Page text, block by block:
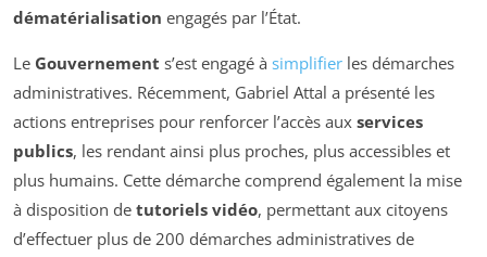
dématérialisation engagés par l’État.
Le Gouvernement s’est engagé à simplifier les démarches
administratives. Récemment, Gabriel Attal a présenté les
actions entreprises pour renforcer l’accès aux services
publics, les rendant ainsi plus proches, plus accessibles et
plus humains. Cette démarche comprend également la mise
à disposition de tutoriels vidéo, permettant aux citoyens
d’effectuer plus de 200 démarches administratives de